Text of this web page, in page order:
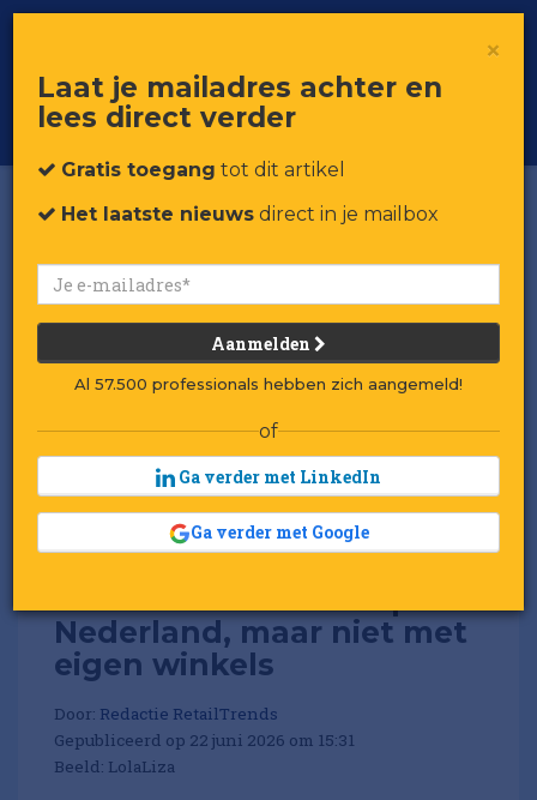
Voor professionals in retail & brands
Toggle
Nederland, maar niet met
eigen winkels
Door: Redactie RetailTrends
Gepubliceerd op 22 juni 2026 om 15:31
Beeld: LolaLiza
×
Laat je mailadres achter en
lees direct verder
Gratis toegang tot dit artikel
Het laatste nieuws direct in je mailbox
Aanmelden
Al 57.500 professionals hebben zich aangemeld!
of
Ga verder met LinkedIn
Ga verder met Google